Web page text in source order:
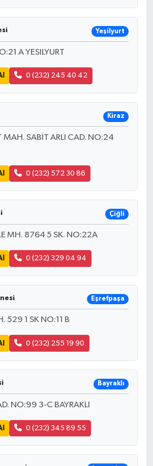
Yeşilyurt
A YESILYURT
0 (232) 245 40 42
Kiraz
MAH. SABİT ARLI CAD. NO:24
0 (232) 572 30 86
Çiğli
MH. 8764 5 SK. NO:22A
0 (232) 329 04 94
Eşrefpaşa
529 1 SK NO:11 B
0 (232) 255 19 90
Bayraklı
NO:99 3-C BAYRAKLI
0 (232) 345 89 55